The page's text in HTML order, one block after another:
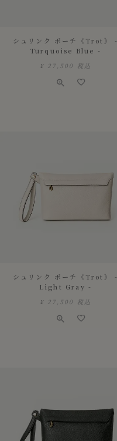
シュリンク ポーチ《Trot》 -
Turquoise Blue -
¥ 27,500 税込
シュリンク ポーチ《Trot》 -
Light Gray -
¥ 27,500 税込